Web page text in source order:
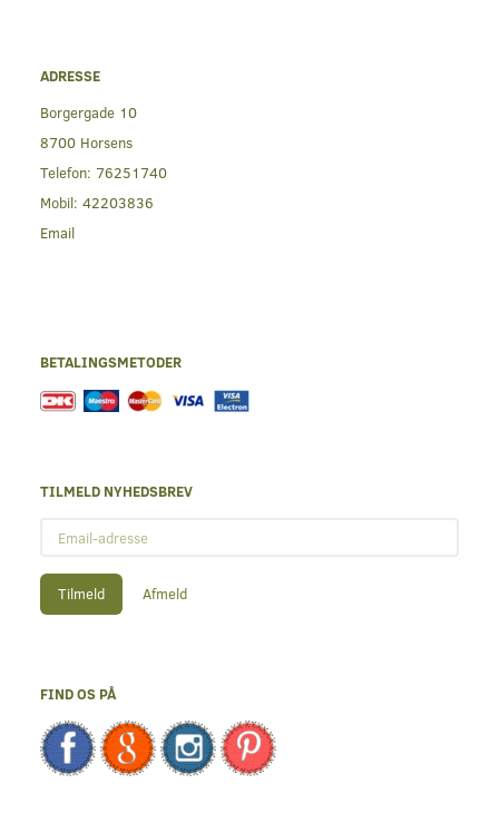
ADRESSE
Borgergade 10
8700 Horsens
Telefon: 76251740
Mobil: 42203836
Email
BETALINGSMETODER
TILMELD NYHEDSBREV
adresse
Tilmeld Afmeld
FIND OS PÅ